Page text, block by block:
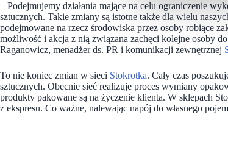
– Podejmujemy działania mające na celu ograniczenie
sztucznych. Takie zmiany są istotne także dla wielu
podejmowane na rzecz środowiska przez osoby robiące
możliwość i akcja z nią związana zachęci kolejne osoby
Raganowicz, menadżer ds. PR i komunikacji zewnętrznej
To nie koniec zmian w sieci Stokrotka. Cały czas
sztucznych. Obecnie sieć realizuje proces wymiany
produkty pakowane są na życzenie klienta. W sklepach
z ekspresu. Co ważne, nalewając napój do własnego